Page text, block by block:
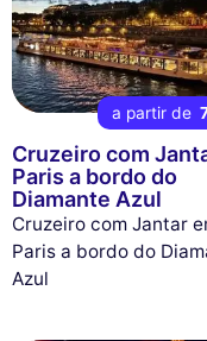
a partir de
Cruzeiro com
Paris a bordo do
Diamante Azul
Cruzeiro com Jantar
Paris a bordo do
Azul